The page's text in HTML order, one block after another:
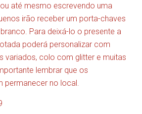
até mesmo escrevendo uma
irão receber um porta-chaves
Para deixá-lo o presente a
poderá personalizar com
variados, colo com glitter e muitas
lembrar que os
permanecer no local.